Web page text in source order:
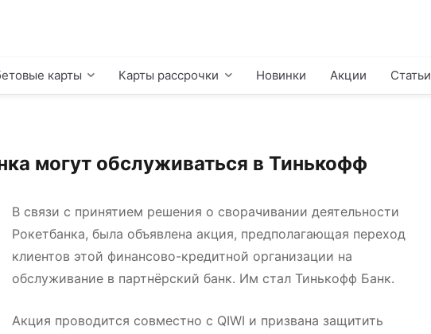
карты Карты рассрочки Новинки Акции Статьи
могут обслуживаться в Тинькофф
В связи с принятием решения о сворачивании деятельности
Рокетбанка, была объявлена акция, предполагающая переход
клиентов этой финансово-кредитной организации на
обслуживание в партнёрский банк. Им стал Тинькофф Банк.
Акция проводится совместно с QIWI и призвана защитить